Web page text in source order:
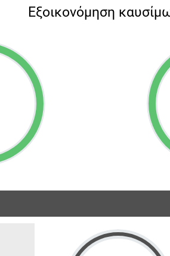
Eξοικονόμηση